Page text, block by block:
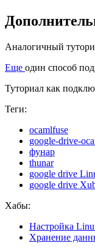
Аналогичный
Еще один способ
Туториал как
Теги:
ocamlfuse
google-drive-
фунар
thunar
google drive
google drive
Хабы:
Настройка
Хранение